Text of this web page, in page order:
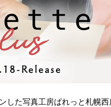
した写真工房ぱれっと札幌西